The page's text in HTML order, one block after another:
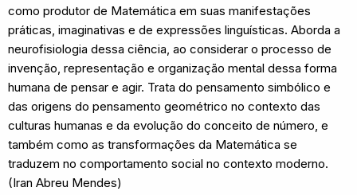
como produtor de Matemática em suas manifestações
práticas, imaginativas e de expressões linguísticas. Aborda a
neurofisiologia dessa ciência, ao considerar o processo de
invenção, representação e organização mental dessa forma
humana de pensar e agir. Trata do pensamento simbólico e
das origens do pensamento geométrico no contexto das
culturas humanas e da evolução do conceito de número, e
também como as transformações da Matemática se
traduzem no comportamento social no contexto moderno.
(Iran Abreu Mendes)